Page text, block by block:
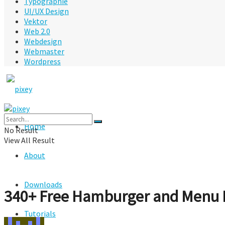
UI/UX Design
Vektor
Web 2.0
Webdesign
Webmaster
Wordpress
Home
About
Downloads
Tutorials
No Result
View All Result
340+ Free Hamburger and Menu